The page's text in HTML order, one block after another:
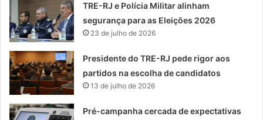
TRE-RJ e Polícia Militar alinham
segurança para as Eleições 2026
23 de julho de 2026
Presidente do TRE-RJ pede rigor aos
partidos na escolha de candidatos
13 de julho de 2026
Pré-campanha cercada de expectativas